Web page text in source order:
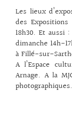
Les lieux
des
18h30. Et aussi
dimanche 14h-
à Fillé-sur-
A l’Espace
Arnage. A la